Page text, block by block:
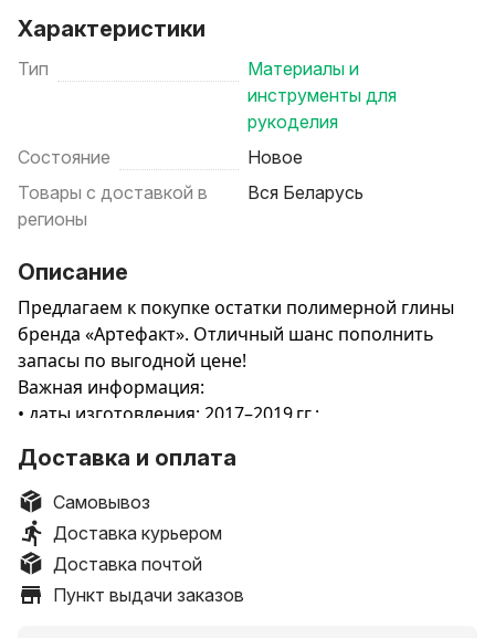
Характеристики
Тип
Материалы и
инструменты для
рукоделия
Состояние
Новое
Товары с доставкой в
регионы
Вся Беларусь
Описание
Предлагаем к покупке остатки полимерной глины
бренда «Артефакт». Отличный шанс пополнить
запасы по выгодной цене!
Важная информация:
• даты изготовления: 2017–2019 гг.;
• количество: ограниченное (остатки склада).
Доступные цвета (серия «Шифон» и
«Классический»):
1. 537 — лимонный мармелад (шифон);
2. 536 — липовый мёд (шифон);
Доставка и оплата
Самовывоз
Доставка курьером
Доставка почтой
Пункт выдачи заказов